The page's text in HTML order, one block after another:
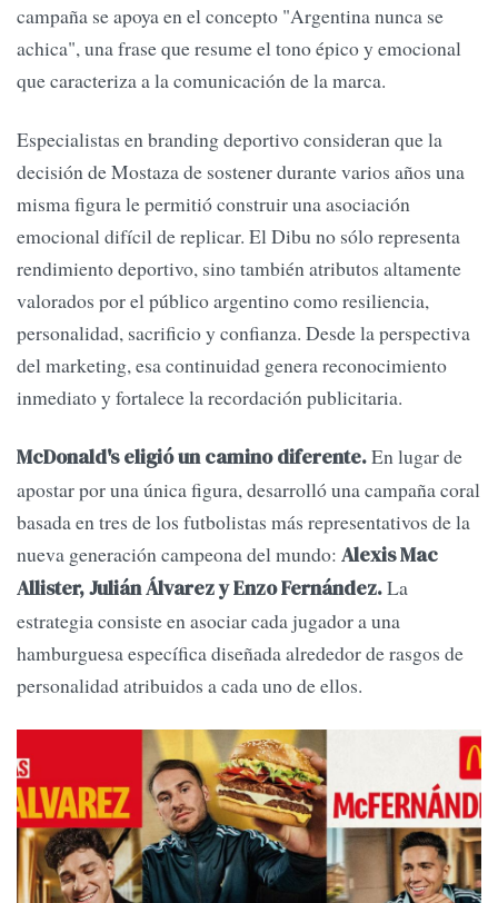
campaña se apoya en el concepto "Argentina nunca se
achica", una frase que resume el tono épico y emocional
que caracteriza a la comunicación de la marca.
Especialistas en branding deportivo consideran que la
decisión de Mostaza de sostener durante varios años una
misma figura le permitió construir una asociación
emocional difícil de replicar. El Dibu no sólo representa
rendimiento deportivo, sino también atributos altamente
valorados por el público argentino como resiliencia,
personalidad, sacrificio y confianza. Desde la perspectiva
del marketing, esa continuidad genera reconocimiento
inmediato y fortalece la recordación publicitaria.
McDonald's eligió un camino diferente.En lugar de
apostar por una única figura, desarrolló una campaña coral
basada en tres de los futbolistas más representativos de la
nueva generación campeona del mundo: Alexis Mac
Allister, Julián Álvarez y Enzo Fernández.La
estrategia consiste en asociar cada jugador a una
hamburguesa específica diseñada alrededor de rasgos de
personalidad atribuidos a cada uno de ellos.